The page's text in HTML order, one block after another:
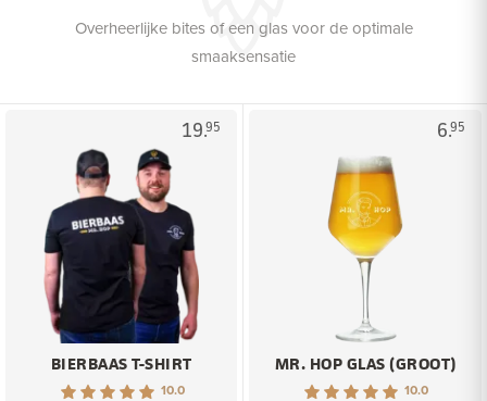
Overheerlijke bites of een glas voor de optimale
smaaksensatie
19.95
BIERBAAS T-SHIRT
10.0
6.95
MR. HOP GLAS (GROOT)
10.0